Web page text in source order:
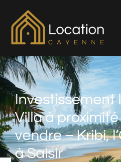
Investissement
Villa à
vendre – Kribi,
à Saisir